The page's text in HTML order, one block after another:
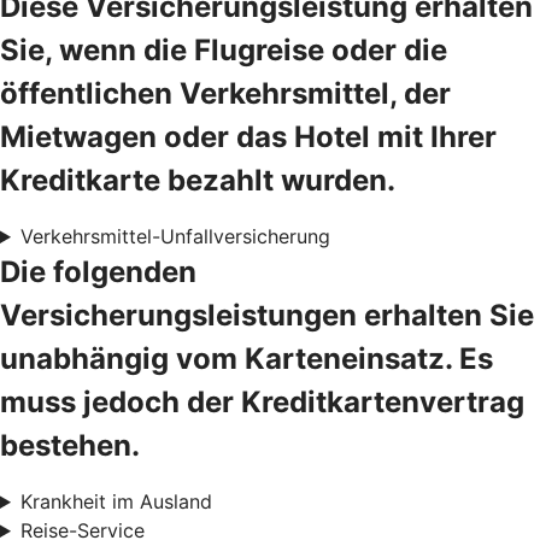
Sie, wenn die Flugreise oder die
öffentlichen Verkehrsmittel, der
Mietwagen oder das Hotel mit Ihrer
Kreditkarte bezahlt wurden.
Verkehrsmittel-Unfallversicherung
Die folgenden
Versicherungsleistungen erhalten Sie
unabhängig vom Karteneinsatz. Es
muss jedoch der Kreditkartenvertrag
bestehen.
Krankheit im Ausland
Reise-Service